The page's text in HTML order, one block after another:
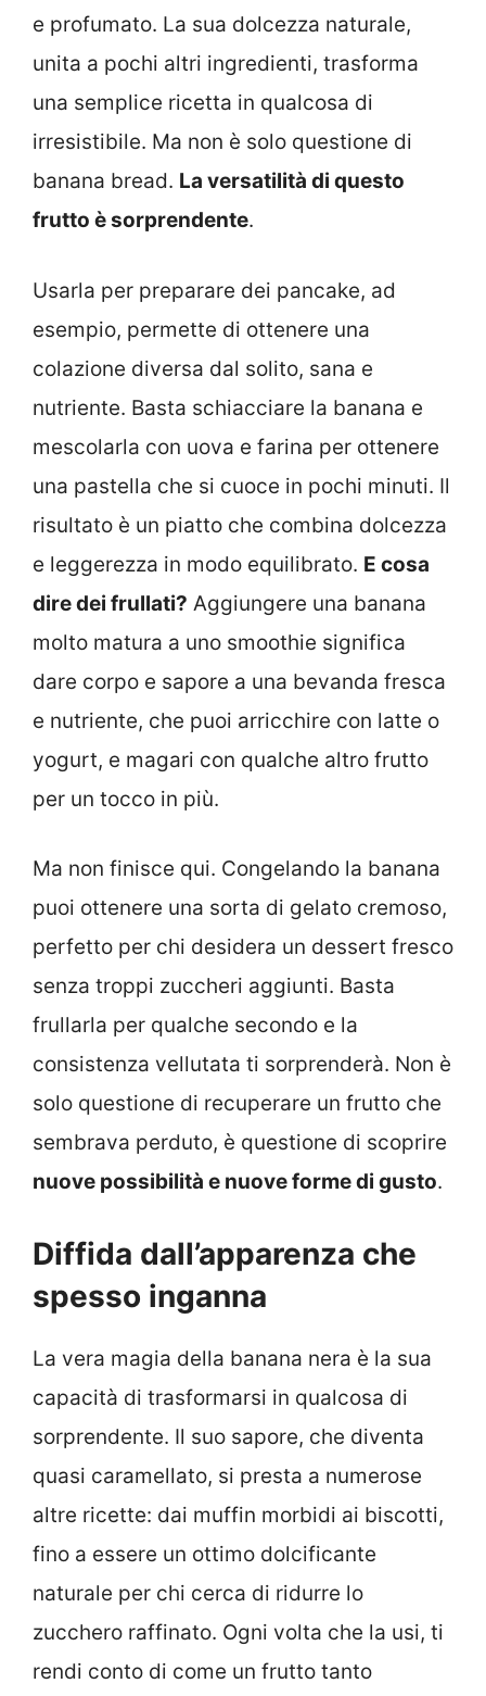
e profumato. La sua dolcezza naturale,
unita a pochi altri ingredienti, trasforma
una semplice ricetta in qualcosa di
irresistibile. Ma non è solo questione di
banana bread. La versatilità di questo
frutto è sorprendente.
Usarla per preparare dei pancake, ad
esempio, permette di ottenere una
colazione diversa dal solito, sana e
nutriente. Basta schiacciare la banana e
mescolarla con uova e farina per ottenere
una pastella che si cuoce in pochi minuti. Il
risultato è un piatto che combina dolcezza
e leggerezza in modo equilibrato. E cosa
dire dei frullati? Aggiungere una banana
molto matura a uno smoothie significa
dare corpo e sapore a una bevanda fresca
e nutriente, che puoi arricchire con latte o
yogurt, e magari con qualche altro frutto
per un tocco in più.
Ma non finisce qui. Congelando la banana
puoi ottenere una sorta di gelato cremoso,
perfetto per chi desidera un dessert fresco
senza troppi zuccheri aggiunti. Basta
frullarla per qualche secondo e la
consistenza vellutata ti sorprenderà. Non è
solo questione di recuperare un frutto che
sembrava perduto, è questione di scoprire
nuove possibilità e nuove forme di gusto.
Diffida dall’apparenza che
spesso inganna
La vera magia della banana nera è la sua
capacità di trasformarsi in qualcosa di
sorprendente. Il suo sapore, che diventa
quasi caramellato, si presta a numerose
altre ricette: dai muffin morbidi ai biscotti,
fino a essere un ottimo dolcificante
naturale per chi cerca di ridurre lo
zucchero raffinato. Ogni volta che la usi, ti
rendi conto di come un frutto tanto